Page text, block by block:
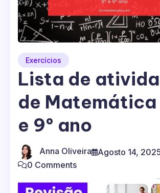
Exercícios
Lista de
de Matemática
e 9º ano
Anna Oliveira Agosto 14,
0 Comments